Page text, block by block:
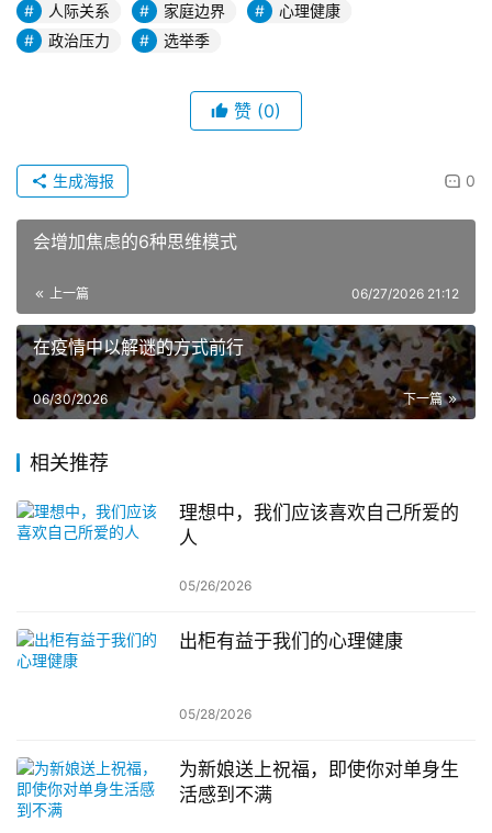
人际关系 家庭边界
心理健康
政治压力
选举季
赞 (0)
0
生成海报
会增加焦虑的6种思维模式
上一篇 06/27/2026 21:12
在疫情中以解谜的方式前行
下一篇
06/30/2026
相关推荐
理想中，我们应该喜欢自己所爱的
人
05/26/2026
出柜有益于我们的心理健康
05/28/2026
为新娘送上祝福，即使你对单身生
活感到不满